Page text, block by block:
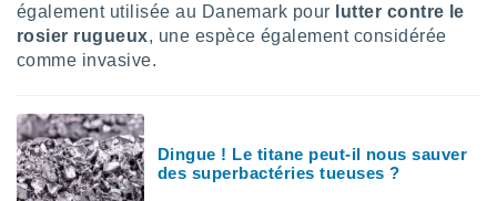
des
ou
également utilisée au Danemark pour lutter contre le
rosier rugueux, une espèce également considérée
comme invasive.
Dingue ! Le titane peut-il nous sauver
des superbactéries tueuses ?